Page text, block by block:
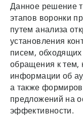
Данное решение
этапов воронки
путем анализа
установления
писем,
обращения к тем,
информации об
а также
предложений на
эффективности.